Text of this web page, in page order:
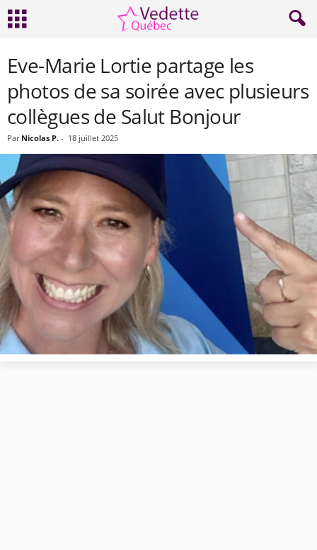
Eve-Marie Lortie partage les
photos de sa soirée avec plusieurs
collègues de Salut Bonjour
Par Nicolas P. - 18 juillet 2025